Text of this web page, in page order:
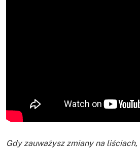
Gdy zauważysz zmiany na liściach,